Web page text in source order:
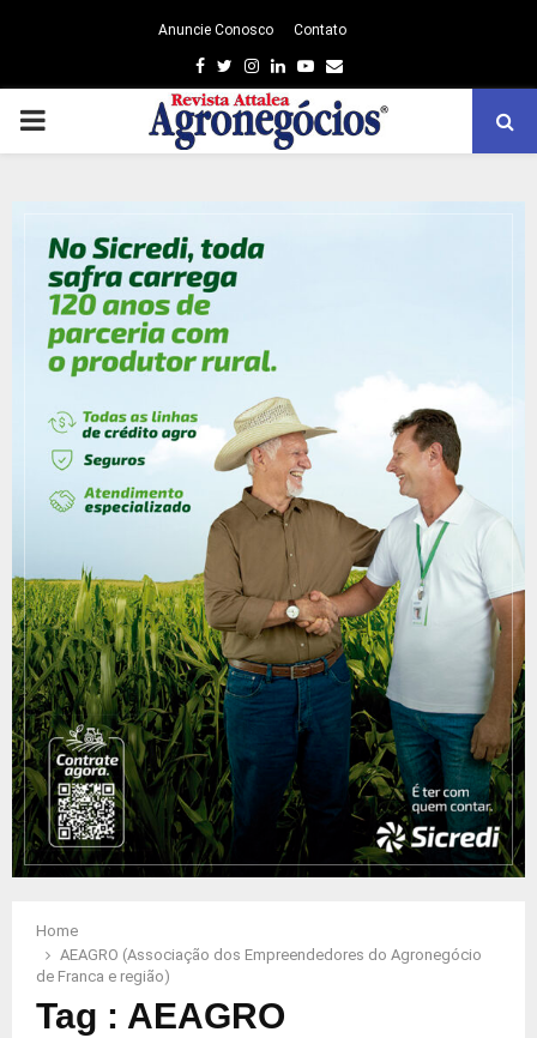
Anuncie Conosco Contato
Facebook
TwitterInstagram
LinkedinYoutube
Email
PRIMARY
Home
AEAGRO (Associação dos Empreendedores do Agronegócio
de Franca e região)
Tag : AEAGRO